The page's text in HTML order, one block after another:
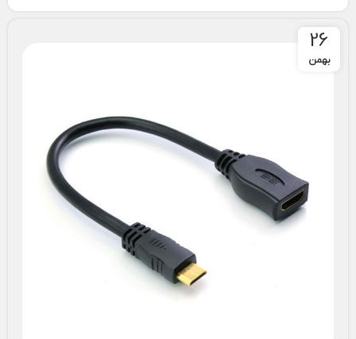
26
بهمن